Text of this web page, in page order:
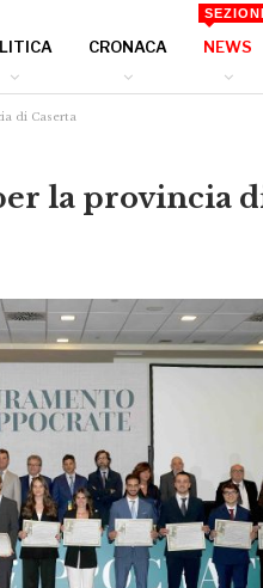
CRONACA NEWS
SEZIONI
di Caserta
la provincia